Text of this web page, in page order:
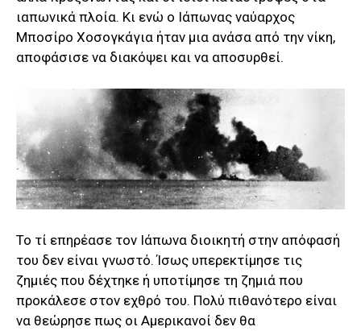
ιαπωνικά πλοία. Κι ενώ ο Ιάπωνας ναύαρχος
Μποσίρο Χοσογκάγια ήταν μια ανάσα από την νίκη,
αποφάσισε να διακόψει και να αποσυρθεί.
Το τί επηρέασε τον Ιάπωνα διοικητή στην απόφασή
του δεν είναι γνωστό. Ίσως υπερεκτίμησε τις
ζημιές που δέχτηκε ή υποτίμησε τη ζημιά που
προκάλεσε στον εχθρό του. Πολύ πιθανότερο είναι
να θεώρησε πως οι Αμερικανοί δεν θα